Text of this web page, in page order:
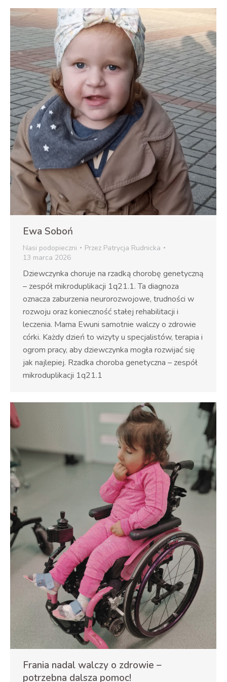
Ewa Soboń
Nasi podopieczni Przez Patrycja Rudnicka
13 marca 2026
Dziewczynka choruje na rzadką chorobę genetyczną
– zespół mikroduplikacji 1q21.1. Ta diagnoza
oznacza zaburzenia neurorozwojowe, trudności w
rozwoju oraz konieczność stałej rehabilitacji i
leczenia. Mama Ewuni samotnie walczy o zdrowie
córki. Każdy dzień to wizyty u specjalistów, terapia i
ogrom pracy, aby dziewczynka mogła rozwijać się
jak najlepiej. Rzadka choroba genetyczna – zespół
mikroduplikacji 1q21.1
Frania nadal walczy o zdrowie –
potrzebna dalsza pomoc!